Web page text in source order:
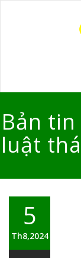
Bản
luật
5
Th8,2024